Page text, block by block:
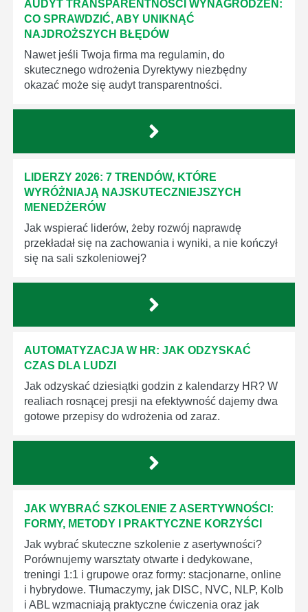
AUDYT TRANSPARENTNOŚCI WYNAGRODZEŃ:
CO SPRAWDZIĆ, ABY UNIKNĄĆ
NAJDROŻSZYCH BŁĘDÓW
Nawet jeśli Twoja firma ma regulamin, do
skutecznego wdrożenia Dyrektywy niezbędny
okazać może się audyt transparentności.
LIDERZY 2026: 7 TRENDÓW, KTÓRE
WYRÓŻNIAJĄ NAJSKUTECZNIEJSZYCH
MENEDŻERÓW
Jak wspierać liderów, żeby rozwój naprawdę
przekładał się na zachowania i wyniki, a nie kończył
się na sali szkoleniowej?
AUTOMATYZACJA W HR: JAK ODZYSKAĆ
CZAS DLA LUDZI
Jak odzyskać dziesiątki godzin z kalendarzy HR? W
realiach rosnącej presji na efektywność dajemy dwa
gotowe przepisy do wdrożenia od zaraz.
JAK WYBRAĆ SZKOLENIE Z ASERTYWNOŚCI:
FORMY, METODY I PRAKTYCZNE KORZYŚCI
Jak wybrać skuteczne szkolenie z asertywności?
Porównujemy warsztaty otwarte i dedykowane,
treningi 1:1 i grupowe oraz formy: stacjonarne, online
i hybrydowe. Tłumaczymy, jak DISC, NVC, NLP, Kolb
i ABL wzmacniają praktyczne ćwiczenia oraz jak